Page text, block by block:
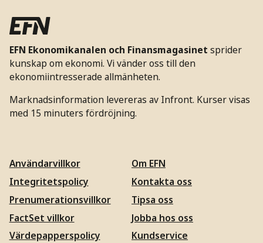
EFN Ekonomikanalen och Finansmagasinet sprider
kunskap om ekonomi. Vi vänder oss till den
ekonomiintresserade allmänheten.
Marknadsinformation levereras av Infront. Kurser visas
med 15 minuters fördröjning.
Användarvillkor
Integritetspolicy
Prenumerationsvillkor
FactSet villkor
Värdepapperspolicy
Om EFN
Kontakta oss
Tipsa oss
Jobba hos oss
Kundservice